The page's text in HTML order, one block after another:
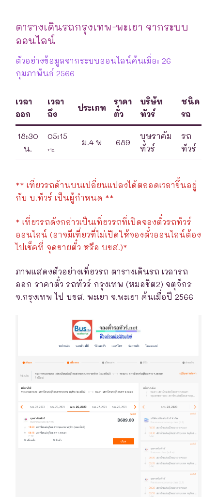
ตารางเดินรถกรุงเทพ-พะเยา จากระบบ
ออนไลน์
ตัวอย่างข้อมูลจากระบบออนไลน์ค้นเมื่อ: 26
กุมภาพันธ์ 2566
เวลา
ออก
เวลา
ถึง
ประเภท
ราคา
ตั๋ว
บริษัท
ทัวร์
ชนิด
รถ
18:30
น.
05:15
+1d
ม.4 พ 689
บุษราคัม
ทัวร์
รถ
ทัวร์
** เที่ยวรถด้านบนเปลี่ยนแปลงได้ตลอดเวลาขึ้นอยู่
กับ บ.ทัวร์ เป็นผู้กำหนด **
* เที่ยวรถดังกล่าวเป็นเที่ยวรถที่เปิดจองตั๋วรถทัวร์
ออนไลน์ (อาจมีเที่ยวที่ไม่เปิดให้จองตั๋วออนไลน์ต้อง
ไปเช็คที่ จุดขายตั๋ว หรือ บขส.)*
ภาพแสดงตัวอย่างเที่ยวรถ ตารางเดินรถ เวลารถ
ออก ราคาตั๋ว รถทัวร์ กรุงเทพ (หมอชิต2) จตุจักร
จ.กรุงเทพ ไป บขส. พะเยา จ.พะเยา ค้นเมื่อปี 2566